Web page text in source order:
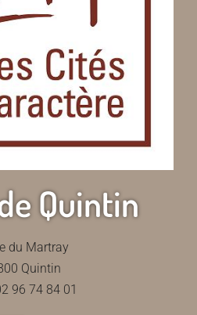
Quintin
du Martray
Quintin
96 74 84 01